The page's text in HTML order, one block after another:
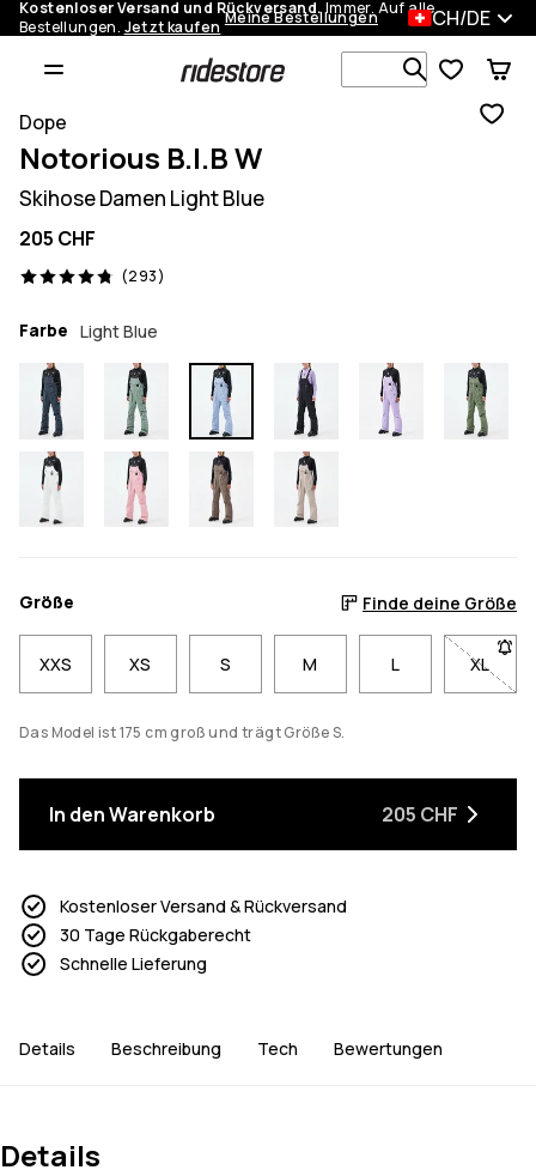
Kostenloser Versand und Rückversand.Immer. Auf alle
Bestellungen. Jetzt kaufen Meine Bestellungen CH/DE
Dope
Notorious B.I.B W
Skihose Damen Light Blue
205 CHF
(293)
293 Reviews, 4.8/5
Farbe Light Blue
Größe Finde deine Größe
XXS XS S M L XL
-
Das Model ist 175 cm groß und trägt Größe S.
In den Warenkorb 205 CHF
Kostenloser Versand & Rückversand
30 Tage Rückgaberecht
Schnelle Lieferung
Details Beschreibung Tech Bewertungen
Details